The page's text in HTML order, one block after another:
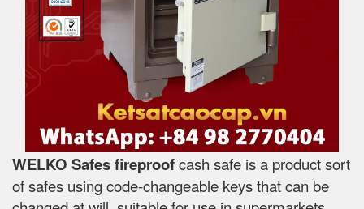
WELKO Safes fireproofcash safe is a product sort
of safes using code-changeable keys that can be